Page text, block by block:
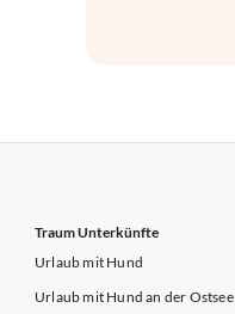
Traum Unterkünfte
Urlaub mit Hund
Urlaub mit Hund an der Ostsee